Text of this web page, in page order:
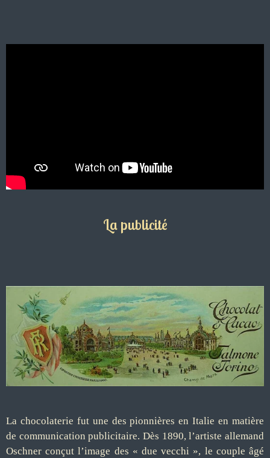
La publicité
La chocolaterie fut une des pionnières en Italie en matière
de communication publicitaire. Dès 1890, l’artiste allemand
Oschner conçut l’image des « due vecchi », le couple âgé